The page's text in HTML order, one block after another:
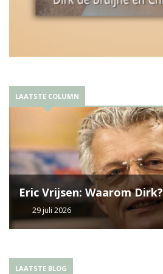
LAATSTE COLUMN
Eric Vrijsen: Waarom Dirk?
29 juli 2026
LAATSTE BLOG